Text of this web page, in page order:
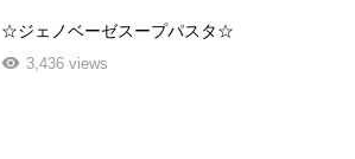
☆ジェノベーゼスープパスタ☆
3,436 views